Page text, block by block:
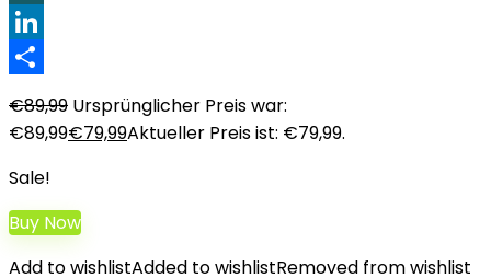
XING
LinkedIn
€89,99 Ursprünglicher Preis war:
€89,99€79,99Aktueller Preis ist: €79,99.
Sale!
Buy Now
Add to wishlistAdded to wishlistRemoved from wishlist